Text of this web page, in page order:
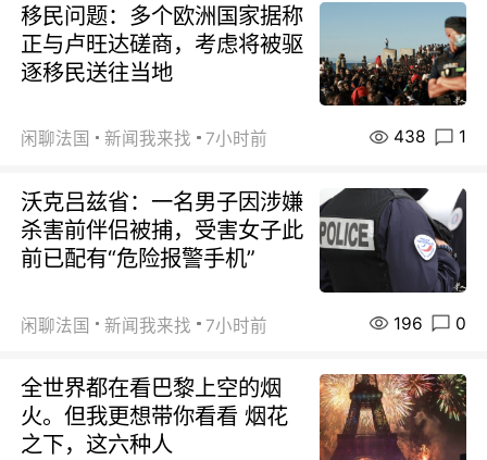
移民问题：多个欧洲国家据称
正与卢旺达磋商，考虑将被驱
逐移民送往当地
闲聊法国 新闻我来找 7小时前 438 1
沃克吕兹省：一名男子因涉嫌
杀害前伴侣被捕，受害女子此
前已配有“危险报警手机”
闲聊法国 新闻我来找 7小时前 196 0
全世界都在看巴黎上空的烟
火。但我更想带你看看 烟花
之下，这六种人